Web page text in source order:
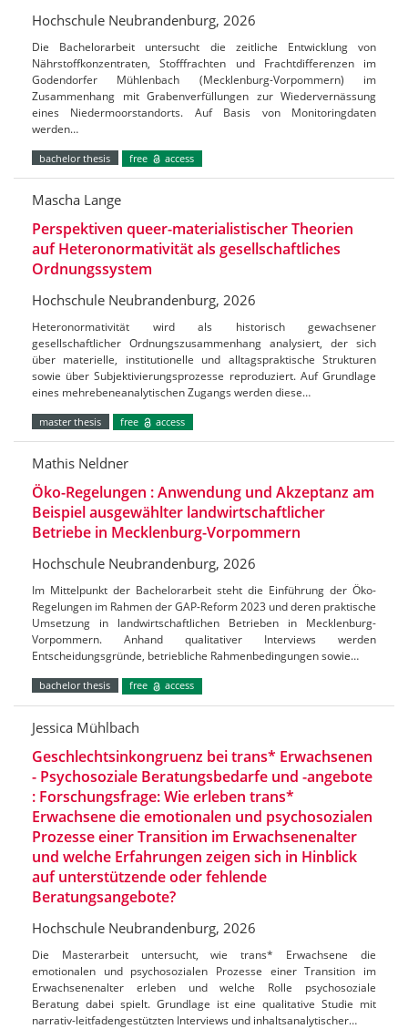
Hochschule Neubrandenburg, 2026
Die Bachelorarbeit untersucht die zeitliche Entwicklung von
Nährstoffkonzentraten, Stofffrachten und Frachtdifferenzen im
Godendorfer Mühlenbach (Mecklenburg-Vorpommern) im
Zusammenhang mit Grabenverfüllungen zur Wiedervernässung
eines Niedermoorstandorts. Auf Basis von Monitoringdaten
werden…
bachelor thesis free access
Mascha Lange
Perspektiven queer-materialistischer Theorien
auf Heteronormativität als gesellschaftliches
Ordnungssystem
Hochschule Neubrandenburg, 2026
Heteronormativität wird als historisch gewachsener
gesellschaftlicher Ordnungszusammenhang analysiert, der sich
über materielle, institutionelle und alltagspraktische Strukturen
sowie über Subjektivierungsprozesse reproduziert. Auf Grundlage
eines mehrebeneanalytischen Zugangs werden diese…
master thesis free access
Mathis Neldner
Öko-Regelungen : Anwendung und Akzeptanz am
Beispiel ausgewählter landwirtschaftlicher
Betriebe in Mecklenburg-Vorpommern
Hochschule Neubrandenburg, 2026
Im Mittelpunkt der Bachelorarbeit steht die Einführung der Öko-
Regelungen im Rahmen der GAP-Reform 2023 und deren praktische
Umsetzung in landwirtschaftlichen Betrieben in Mecklenburg-
Vorpommern. Anhand qualitativer Interviews werden
Entscheidungsgründe, betriebliche Rahmenbedingungen sowie…
bachelor thesis free access
Jessica Mühlbach
Geschlechtsinkongruenz bei trans* Erwachsenen
- Psychosoziale Beratungsbedarfe und -angebote
: Forschungsfrage: Wie erleben trans*
Erwachsene die emotionalen und psychosozialen
Prozesse einer Transition im Erwachsenenalter
und welche Erfahrungen zeigen sich in Hinblick
auf unterstützende oder fehlende
Beratungsangebote?
Hochschule Neubrandenburg, 2026
Die Masterarbeit untersucht, wie trans* Erwachsene die
emotionalen und psychosozialen Prozesse einer Transition im
Erwachsenenalter erleben und welche Rolle psychosoziale
Beratung dabei spielt. Grundlage ist eine qualitative Studie mit
narrativ-leitfadengestützten Interviews und inhaltsanalytischer…